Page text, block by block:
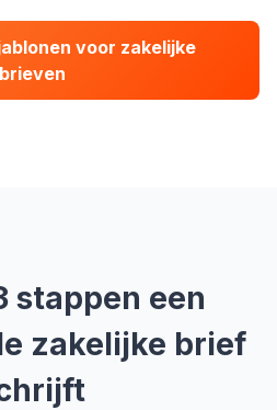
voor zakelijke
brieven
stappen een
zakelijke brief